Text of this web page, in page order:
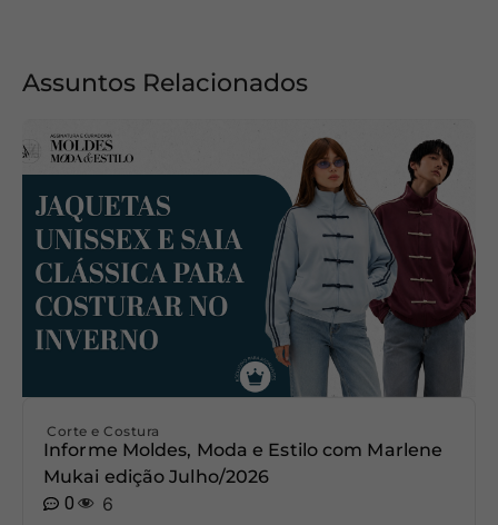
Assuntos Relacionados
Corte e Costura
Informe Moldes, Moda e Estilo com Marlene
Mukai edição Julho/2026
0
6